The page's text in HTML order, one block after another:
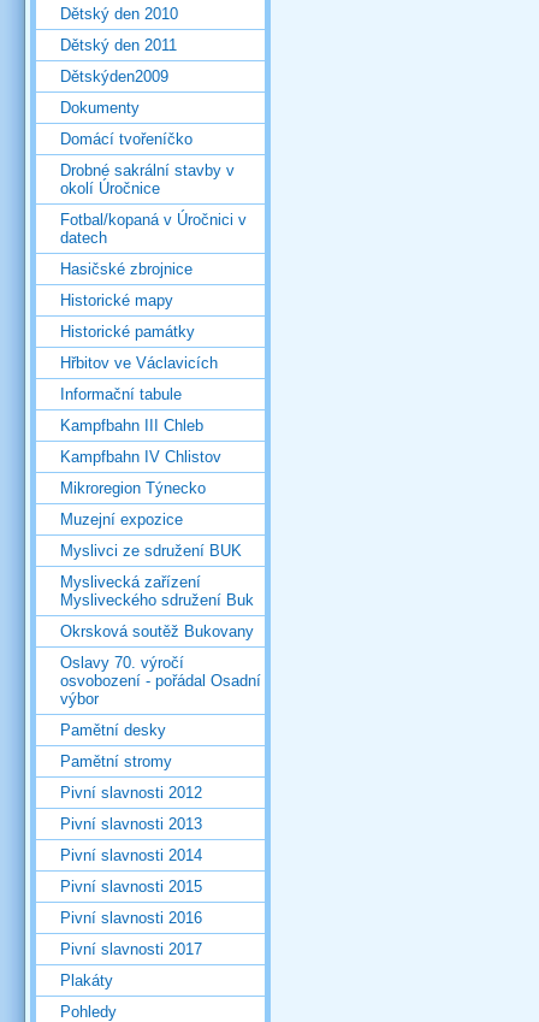
Dětský den 2010
Dětský den 2011
Dětskýden2009
Dokumenty
Domácí tvořeníčko
Drobné sakrální stavby v
okolí Úročnice
Fotbal/kopaná v Úročnici v
datech
Hasičské zbrojnice
Historické mapy
Historické památky
Hřbitov ve Václavicích
Informační tabule
Kampfbahn III Chleb
Kampfbahn IV Chlistov
Mikroregion Týnecko
Muzejní expozice
Myslivci ze sdružení BUK
Myslivecká zařízení
Mysliveckého sdružení Buk
Okrsková soutěž Bukovany
Oslavy 70. výročí
osvobození - pořádal Osadní
výbor
Pamětní desky
Pamětní stromy
Pivní slavnosti 2012
Pivní slavnosti 2013
Pivní slavnosti 2014
Pivní slavnosti 2015
Pivní slavnosti 2016
Pivní slavnosti 2017
Plakáty
Pohledy